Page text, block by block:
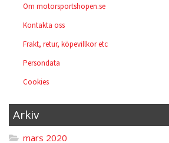
Om motorsportshopen.se
Kontakta oss
Frakt, retur, köpevillkor etc
Persondata
Cookies
Arkiv
mars 2020